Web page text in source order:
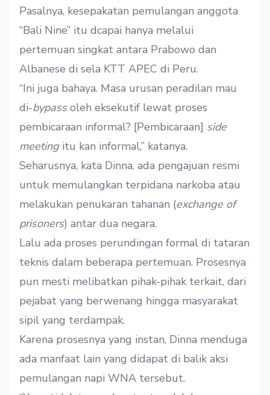
Pasalnya, kesepakatan pemulangan anggota
“Bali Nine” itu dcapai hanya melalui
pertemuan singkat antara Prabowo dan
Albanese di sela KTT APEC di Peru.
“Ini juga bahaya. Masa urusan peradilan mau
di-bypassoleh eksekutif lewat proses
pembicaraan informal? [Pembicaraan] side
meetingitu kan informal,” katanya.
Seharusnya, kata Dinna, ada pengajuan resmi
untuk memulangkan terpidana narkoba atau
melakukan penukaran tahanan (exchange of
prisoners) antar dua negara.
Lalu ada proses perundingan formal di tataran
teknis dalam beberapa pertemuan. Prosesnya
pun mesti melibatkan pihak-pihak terkait, dari
pejabat yang berwenang hingga masyarakat
sipil yang terdampak.
Karena prosesnya yang instan, Dinna menduga
ada manfaat lain yang didapat di balik aksi
pemulangan napi WNA tersebut.